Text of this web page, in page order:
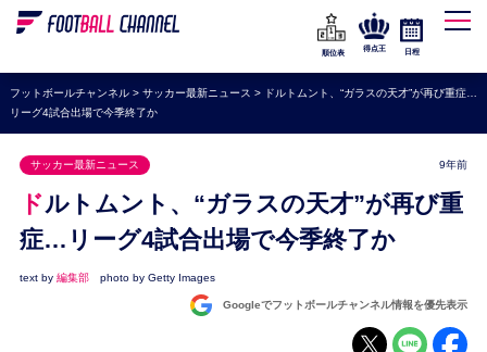
WEリーグ
海外サッカー
プレミアリーグ
ラ・リーガ
セリエA
ブンデスリーガ
UEFA
ナショナルチーム
順位表
得点王 日程
フットボールチャンネル> サッカー最新ニュース > ドルトムント、“ガラスの天才”が再び重症…
リーグ4試合出場で今季終了か
サッカー最新ニュース 9年前
ドルトムント、“ガラスの天才”が再び重
症…リーグ4試合出場で今季終了か
text by 編集部 photo by Getty Images
Googleでフットボールチャンネル情報を優先表示